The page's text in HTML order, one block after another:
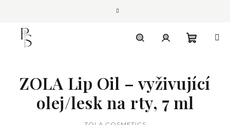
košík
ZOLA Lip Oil – vyživující
olej/lesk na rty, 7 ml